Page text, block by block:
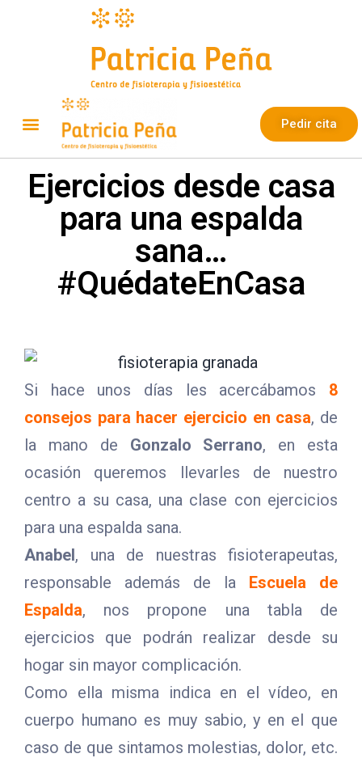
Pedir cita
Ejercicios desde casa
para una espalda
sana…
#QuédateEnCasa
Si hace unos días les acercábamos 8
consejos para hacer ejercicio en casa, de
la mano de Gonzalo Serrano, en esta
ocasión queremos llevarles de nuestro
centro a su casa, una clase con ejercicios
para una espalda sana.
Anabel, una de nuestras fisioterapeutas,
responsable además de la Escuela de
Espalda, nos propone una tabla de
ejercicios que podrán realizar desde su
hogar sin mayor complicación.
Como ella misma indica en el vídeo, en
cuerpo humano es muy sabio, y en el que
caso de que sintamos molestias, dolor, etc.